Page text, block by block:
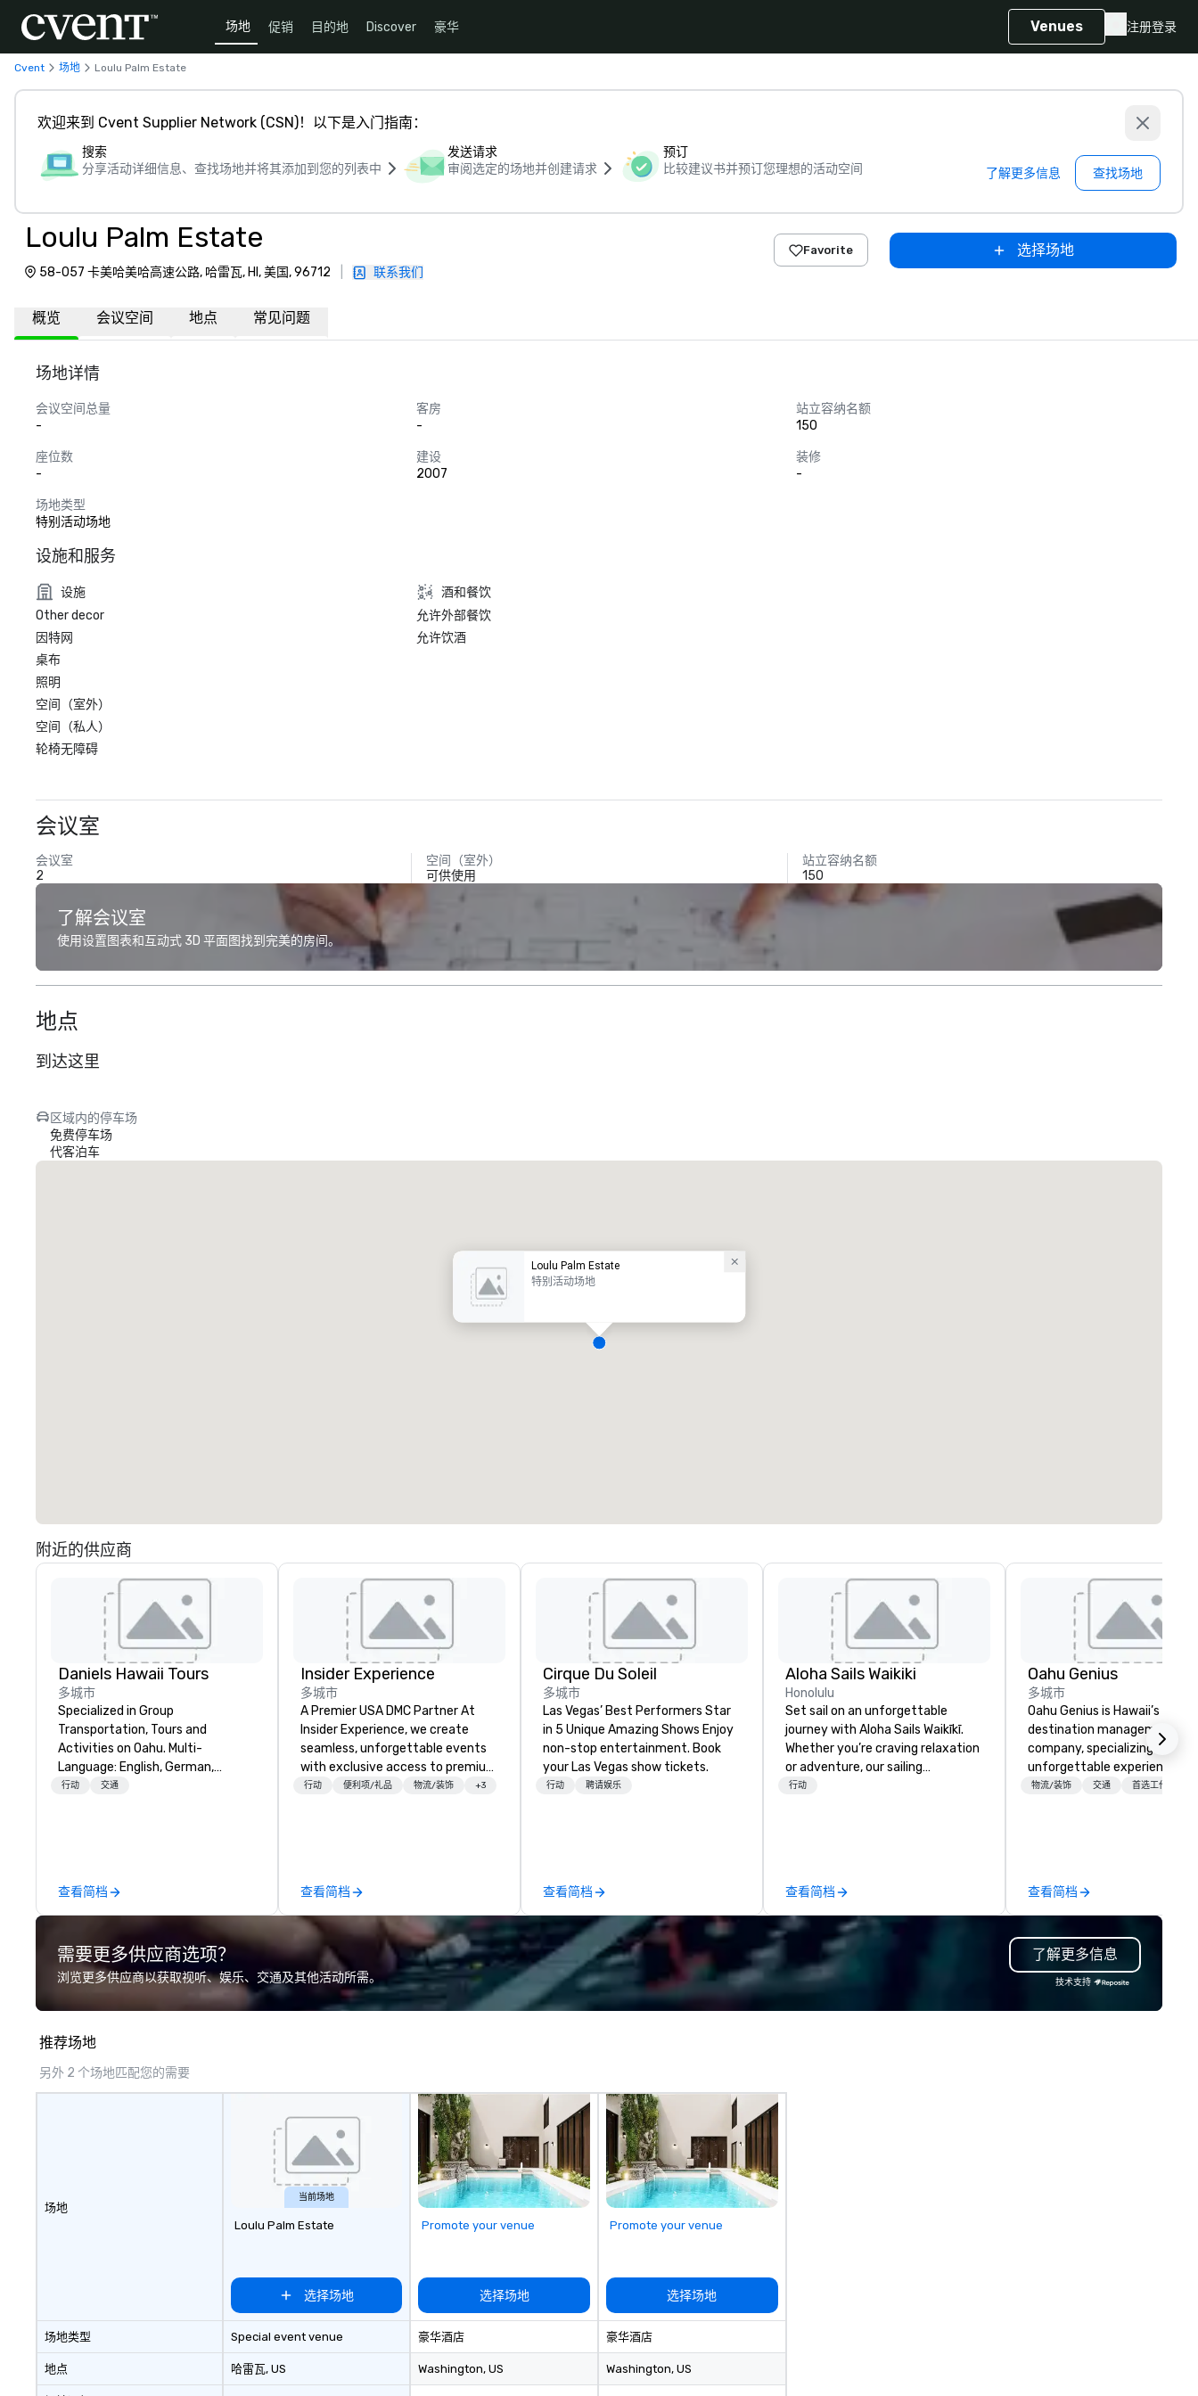
场地 促销 目的地 Discover 豪华 Venues 注册登录
Cvent 场地 Loulu Palm Estate
欢迎来到 Cvent Supplier Network (CSN)！以下是入门指南：
搜索
分享活动详细信息、查找场地并将其添加到您的列表中
发送请求
审阅选定的场地并创建请求
预订
比较建议书并预订您理想的活动空间
了解更多信息 查找场地
Loulu Palm Estate
58-057 卡美哈美哈高速公路, 哈雷瓦, HI, 美国, 96712 联系我们
Favorite 选择场地
概览 会议空间 地点 常见问题
场地详情
会议空间总量
-
客房
-
站立容纳名额
150
座位数
-
建设
2007
装修
-
场地类型
特别活动场地
设施和服务
设施
Other decor
因特网
桌布
照明
空间（室外）
空间（私人）
轮椅无障碍
酒和餐饮
允许外部餐饮
允许饮酒
会议室
会议室
2
空间（室外）
可供使用
站立容纳名额
150
了解会议室
使用设置图表和互动式 3D 平面图找到完美的房间。
地点
到达这里
区域内的停车场
免费停车场
代客泊车
Loulu Palm Estate
特别活动场地
附近的供应商
Daniels Hawaii Tours
多城市
Specialized in Group
Transportation, Tours and
Activities on Oahu. Multi-
Language: English, German,
Spanish, French, Portuguese. We
history and the beauty of the
Hawaiian nature. DanielsHawaii
shows our guests the beauty of
Hawaii as well as raises awareness
and cultivate interest in the
Our tours are more than just a bus
personal and intimate look of our
island home. Our guests
行动 交通
查看简档
Insider Experience
多城市
A Premier USA DMC Partner At
Insider Experience, we create
seamless, unforgettable events
with exclusive access to premium
venues, world-class
Planners value our quick response
times, all-inclusive budget
turnarounds, strong industry
relationships, and operational
precision. We operate across the
U.S. in key destinations such as
Hawaii, Los Angeles, San
serve both U.S. and international
clients across multiple time
zones. Let’s craft something
extraordinary together—contact
us today!
行动 便利项/礼品 物流/装饰 +3
查看简档
Cirque Du Soleil
多城市
Las Vegas’ Best Performers Star
in 5 Unique Amazing Shows Enjoy
non-stop entertainment. Book
your Las Vegas show tickets.
行动 聘请娱乐
查看简档
Aloha Sails Waikiki
Honolulu
Set sail on an unforgettable
journey with Aloha Sails Waikīkī.
Whether you’re craving relaxation
or adventure, our sailing
catamaran tours are the perfect
owned, newly launched company,
we offer intimate, authentic
experiences ideal for families,
celebrations, and unforgettable
moments. Let Hawai‘i’s beauty
forever. Book your dream tour
行动
查看简档
Oahu Genius
多城市
Oahu Genius is Hawaii’s
destination management
company, specializing in
unforgettable experiences,
seamless logistics, and large-
物流/装饰 交通 首选工作人员
查看简档
需要更多供应商选项？
浏览更多供应商以获取视听、娱乐、交通及其他活动所需。
了解更多信息
技术支持
推荐场地
另外 2 个场地匹配您的需要
场地
场地类型
地点
当前场地
Loulu Palm Estate
选择场地
Special event venue
哈雷瓦, US
Promote your venue
选择场地
豪华酒店
Washington, US
Promote your venue
选择场地
豪华酒店
Washington, US